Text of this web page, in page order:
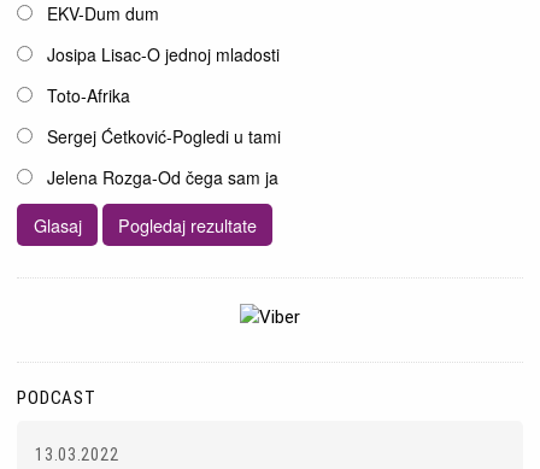
EKV-Dum dum
Josipa Lisac-O jednoj mladosti
Toto-Afrika
Sergej Ćetković-Pogledi u tami
Jelena Rozga-Od čega sam ja
PODCAST
13.03.2022